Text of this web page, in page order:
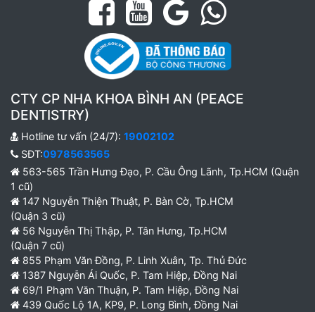
CTY CP NHA KHOA BÌNH AN (PEACE
DENTISTRY)
Hotline tư vấn (24/7): 19002102
SĐT:0978563565
563-565 Trần Hưng Đạo, P. Cầu Ông Lãnh, Tp.HCM (Quận
1 cũ)
147 Nguyễn Thiện Thuật, P. Bàn Cờ, Tp.HCM
(Quận 3 cũ)
56 Nguyễn Thị Thập, P. Tân Hưng, Tp.HCM
(Quận 7 cũ)
855 Phạm Văn Đồng, P. Linh Xuân, Tp. Thủ Đức
1387 Nguyễn Ái Quốc, P. Tam Hiệp, Đồng Nai
69/1 Phạm Văn Thuận, P. Tam Hiệp, Đồng Nai
439 Quốc Lộ 1A, KP9, P. Long Bình, Đồng Nai